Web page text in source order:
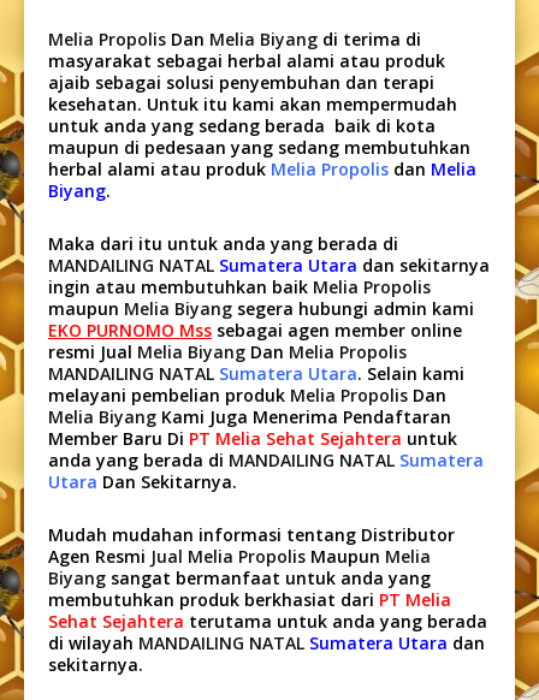
Melia Propolis Dan Melia Biyang di terima di
masyarakat sebagai herbal alami atau produk
ajaib sebagai solusi penyembuhan dan terapi
kesehatan. Untuk itu kami akan mempermudah
untuk anda yang sedang berada baik di kota
maupun di pedesaan yang sedang membutuhkan
herbal alami atau produk Melia Propolis dan Melia
Biyang.
Maka dari itu untuk anda yang berada di
MANDAILING NATAL Sumatera Utara dan sekitarnya
ingin atau membutuhkan baik Melia Propolis
maupun Melia Biyang segera hubungi admin kami
EKO PURNOMO Mss sebagai agen member online
resmi Jual Melia Biyang Dan Melia Propolis
MANDAILING NATAL Sumatera Utara. Selain kami
melayani pembelian produk Melia Propolis Dan
Melia Biyang Kami Juga Menerima Pendaftaran
Member Baru Di PT Melia Sehat Sejahtera untuk
anda yang berada di MANDAILING NATAL Sumatera
Utara Dan Sekitarnya.
Mudah mudahan informasi tentang Distributor
Agen Resmi Jual Melia Propolis Maupun Melia
Biyang sangat bermanfaat untuk anda yang
membutuhkan produk berkhasiat dari PT Melia
Sehat Sejahtera terutama untuk anda yang berada
di wilayah MANDAILING NATAL Sumatera Utara dan
sekitarnya.